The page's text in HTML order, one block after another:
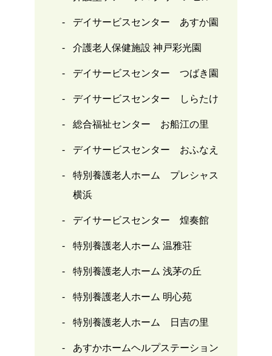
デイサービスセンター あすか園
介護老人保健施設 神戸彩光園
デイサービスセンター つばき園
デイサービスセンター しらたけ
総合福祉センター お船江の里
デイサービスセンター おふなえ
特別養護老人ホーム プレシャス
横浜
デイサービスセンター 煌奏館
特別養護老人ホーム 温雅荘
特別養護老人ホーム 浅茅の丘
特別養護老人ホーム 明心苑
特別養護老人ホーム 日吉の里
あすかホームヘルプステーション